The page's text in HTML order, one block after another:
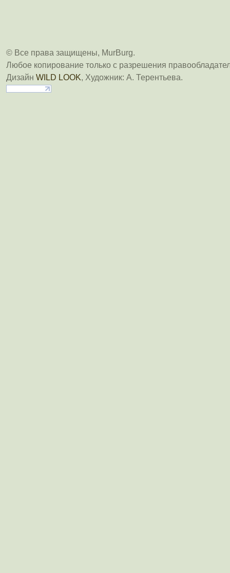
© Все права защищены, MurBurg.
Любое копирование только с разрешения
Дизайн WILD LOOK, Художник: А. Терентьева.